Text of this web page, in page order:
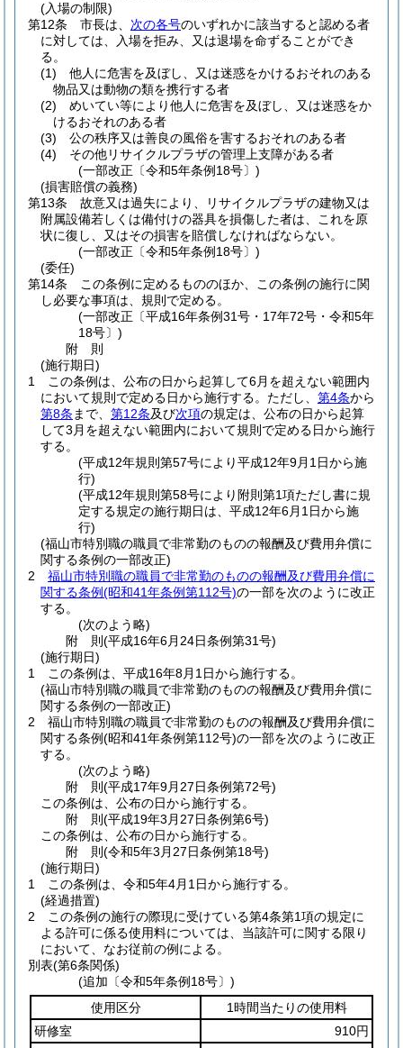
(入場の制限)
第12条
市長は、 次の各号のいずれかに該当すると認める者
に対しては、入場を拒み、又は退場を命ずることができ
る。
(1)
他人に危害を及ぼし、又は迷惑をかけるおそれのある
物品又は動物の類を携行する者
(2)
めいてい等により他人に危害を及ぼし、又は迷惑をか
けるおそれのある者
(3)
公の秩序又は善良の風俗を害するおそれのある者
(4)
その他リサイクルプラザの管理上支障がある者
(一部改正〔令和5年条例18号〕)
(損害賠償の義務)
第13条
故意又は過失により、リサイクルプラザの建物又は
附属設備若しくは備付けの器具を損傷した者は、これを原
状に復し、又はその損害を賠償しなければならない。
(一部改正〔令和5年条例18号〕)
(委任)
第14条
この条例に定めるもののほか、この条例の施行に関
し必要な事項は、規則で定める。
(一部改正〔平成16年条例31号・17年72号・令和5年
18号〕)
附 則
(施行期日)
1
この条例は、公布の日から起算して6月を超えない範囲内
において規則で定める日から施行する。 ただし、 第4条から
第8条 まで、 第12条及び次項の規定は、公布の日から起算
して3月を超えない範囲内において規則で定める日から施行
する。
(平成12年規則第57号により平成12年9月1日から施
行)
(平成12年規則第58号により附則第1項ただし書に規
定する規定の施行期日は、平成12年6月1日から施
行)
(福山市特別職の職員で非常勤のものの報酬及び費用弁償に
関する条例の一部改正)
2
福山市特別職の職員で非常勤のものの報酬及び費用弁償に
関する条例(昭和41年条例第112号)の一部を次のように改正
する。
(次のよう略)
附 則(平成16年6月24日条例第31号)
(施行期日)
1
この条例は、平成16年8月1日から施行する。
(福山市特別職の職員で非常勤のものの報酬及び費用弁償に
関する条例の一部改正)
2
福山市特別職の職員で非常勤のものの報酬及び費用弁償に
関する条例(昭和41年条例第112号)の一部を次のように改正
する。
(次のよう略)
附 則(平成17年9月27日条例第72号)
この条例は、公布の日から施行する。
附 則(平成19年3月27日条例第6号)
この条例は、公布の日から施行する。
附 則(令和5年3月27日条例第18号)
(施行期日)
1
この条例は、令和5年4月1日から施行する。
(経過措置)
2
この条例の施行の際現に受けている第4条第1項の規定に
よる許可に係る使用料については、当該許可に関する限り
において、なお従前の例による。
別表(第6条関係)
(追加〔令和5年条例18号〕)
使用区分
1時間当たりの使用料
研修室
910円